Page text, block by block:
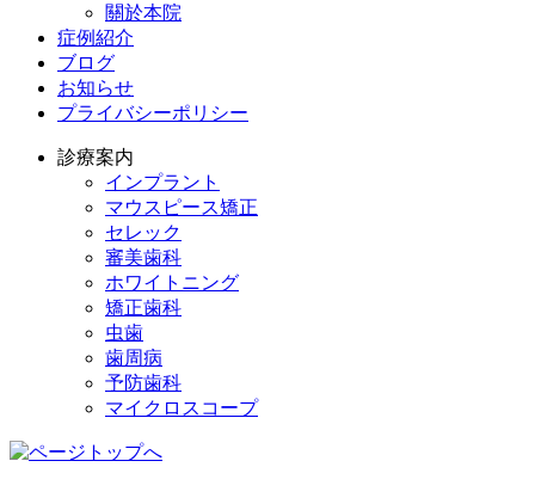
關於本院
症例紹介
ブログ
お知らせ
プライバシーポリシー
診療案内
インプラント
マウスピース矯正
セレック
審美歯科
ホワイトニング
矯正歯科
虫歯
歯周病
予防歯科
マイクロスコープ